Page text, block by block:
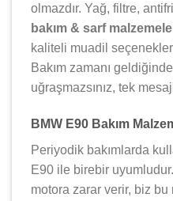
olmazdır. Yağ, filtre,
bakım & sarf
kaliteli muadil
Bakım zamanı
uğraşmazsınız, tek
BMW E90 Bakım
Periyodik bakımlarda
E90 ile birebir
motora zarar verir, biz